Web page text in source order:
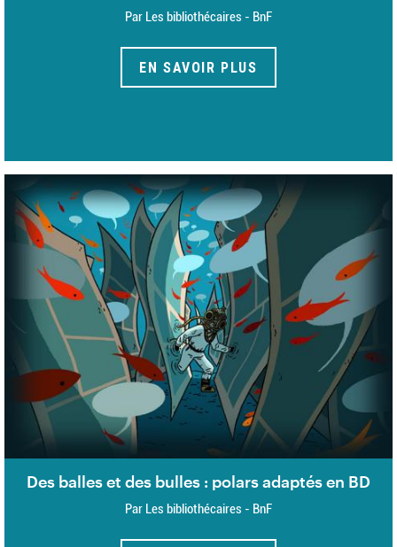
Par Les bibliothécaires - BnF
EN SAVOIR PLUS
Des balles et des bulles : polars adaptés en BD
Par Les bibliothécaires - BnF